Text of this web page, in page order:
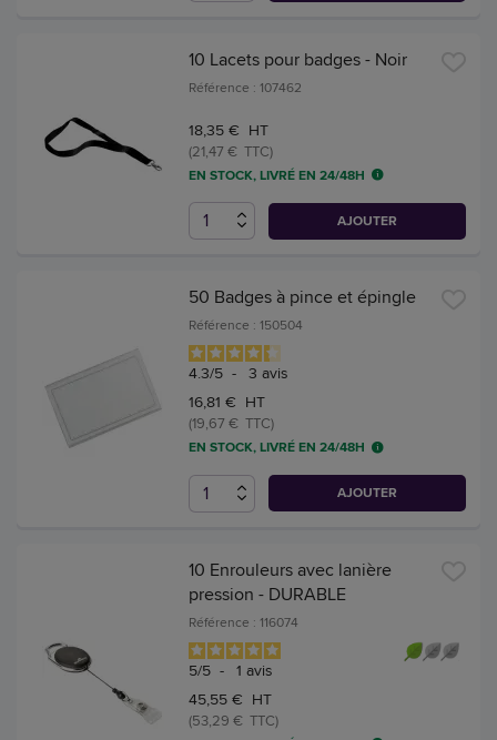
10 Lacets pour badges - Noir
Référence : 107462
18,35 € HT
(21,47 € TTC)
EN STOCK, LIVRÉ EN 24/48H
AJOUTER
50 Badges à pince et épingle
Référence : 150504
4.3/5 - 3 avis
16,81 € HT
(19,67 € TTC)
EN STOCK, LIVRÉ EN 24/48H
AJOUTER
10 Enrouleurs avec lanière
pression - DURABLE
Référence : 116074
5/5 - 1 avis
45,55 € HT
(53,29 € TTC)